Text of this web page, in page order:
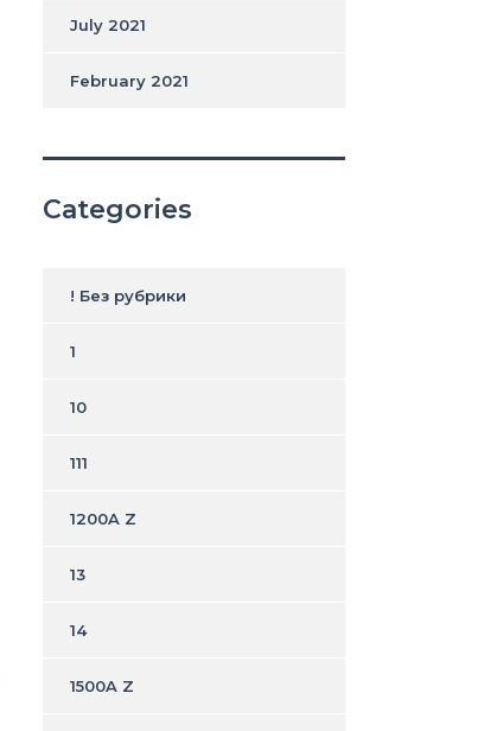
July 2021
February 2021
Categories
! Без рубрики
1
10
111
1200A Z
13
14
1500A Z